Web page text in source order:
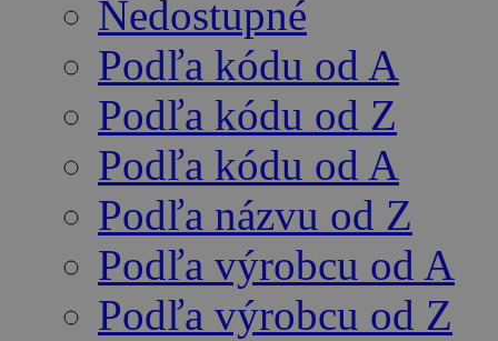
Nedostupné
Podľa kódu od A
Podľa kódu od Z
Podľa kódu od A
Podľa názvu od Z
Podľa výrobcu od A
Podľa výrobcu od Z